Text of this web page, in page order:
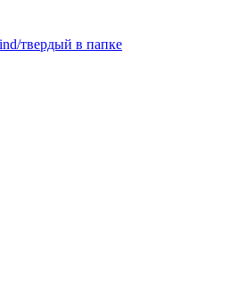
твердый в папке